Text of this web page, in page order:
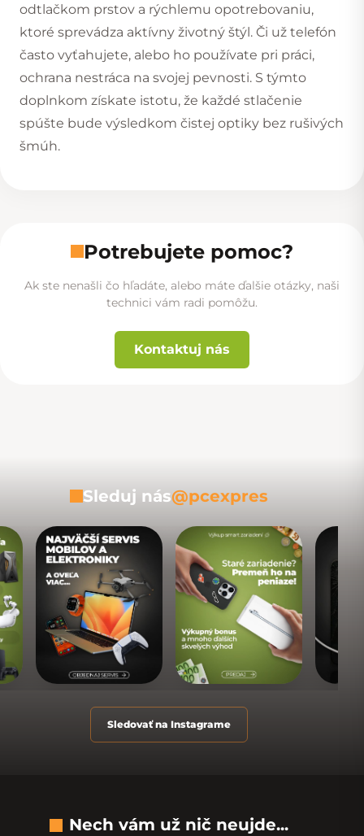
odtlačkom prstov a rýchlemu opotrebovaniu,
ktoré sprevádza aktívny životný štýl. Či už telefón
často vyťahujete, alebo ho používate pri práci,
ochrana nestráca na svojej pevnosti. S týmto
doplnkom získate istotu, že každé stlačenie
spúšte bude výsledkom čistej optiky bez rušivých
šmúh.
Potrebujete pomoc?
Ak ste nenašli čo hľadáte, alebo máte ďalšie otázky, naši
technici vám radi pomôžu.
Kontaktuj nás
Sleduj nás@pcexpres
Sledovať na Instagrame
Nech vám už nič neujde...